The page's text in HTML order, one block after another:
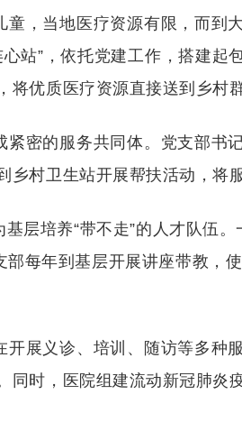
童，当地医疗资源有限，而到
心站”，依托党建工作，搭建起
优质医疗资源直接送到乡村
紧密的服务共同体。党支部书
村卫生站开展帮扶活动，将
基层培养“带不走”的人才队伍
部每年到基层开展讲座带教，
开展义诊、培训、随访等多种
同时，医院组建流动新冠肺炎